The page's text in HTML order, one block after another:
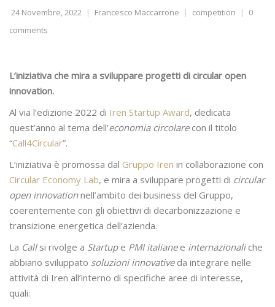
24 Novembre, 2022 Francesco Maccarrone competition
0
comments
L’iniziativa che mira a sviluppare progetti di circular open
innovation.
Al via l’edizione 2022 di Iren Startup Award, dedicata
quest’anno al tema dell’economia circolarecon il titolo
“Call4Circular”.
L’iniziativa è promossa dal Gruppo Iren in collaborazione con
Circular Economy Lab, e mira a sviluppare progetti di circular
open innovationnell’ambito dei business del Gruppo,
coerentemente con gli obiettivi di decarbonizzazione e
transizione energetica dell’azienda.
La Callsi rivolge a Startupe PMI italianee internazionaliche
abbiano sviluppato soluzioni innovativeda integrare nelle
attività di Iren all’interno di specifiche aree di interesse,
quali: